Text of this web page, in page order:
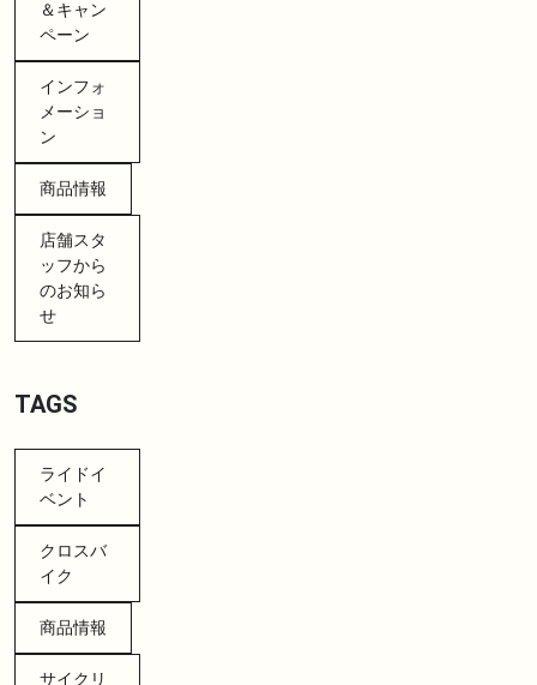
＆キャン
ペーン
インフォ
メーショ
ン
商品情報
店舗スタ
ッフから
のお知ら
せ
TAGS
ライドイ
ベント
クロスバ
イク
商品情報
サイクリ